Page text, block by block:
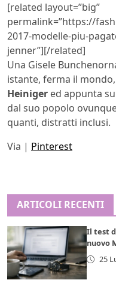
[related layout=”big”
permalink=”https://
2017-modelle-piu-
jenner”][/related]
Una Gisele
istante, ferma il
Heiniger ed appunta
dal suo popolo
quanti, distratti inclusi.
Via | Pinterest
ARTICOLI RECENTI
Il test
nuovo
25